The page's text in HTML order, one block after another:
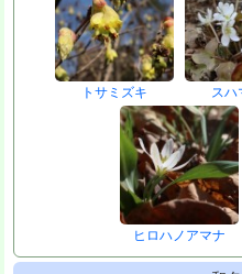
トサミズキ スハ
ヒロハノアマナ